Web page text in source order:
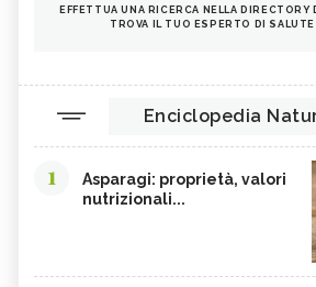
EFFETTUA UNA RICERCA NELLA DIRECTORY
TROVA IL TUO ESPERTO DI SALUTE
Enciclopedia
1
Asparagi: proprietà, valori
nutrizionali...